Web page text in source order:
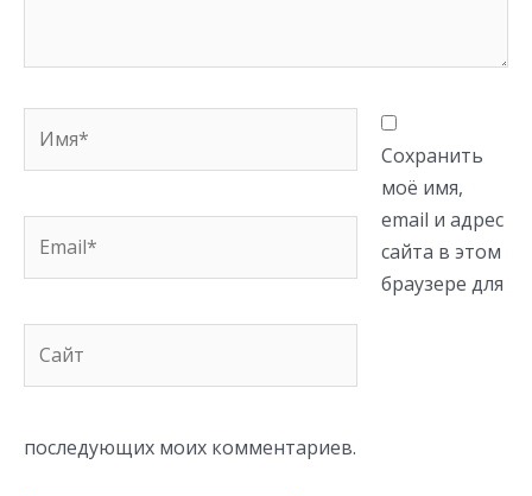
Сохранить
моё имя,
email и адрес
сайта в этом
браузере для
последующих моих комментариев.